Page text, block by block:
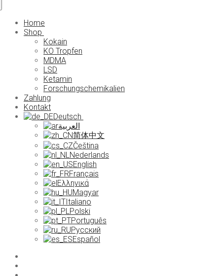
Home
Shop
Kokain
KO Tropfen
MDMA
LSD
Ketamin
Forschungschemikalien
Zahlung
Kontakt
Deutsch
العربية
简体中文
Čeština
Nederlands
English
Français
Ελληνικά
Magyar
Italiano
Polski
Português
Русский
Español